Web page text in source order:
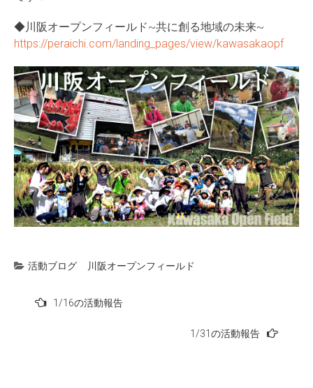
◆川阪オープンフィールド~共に創る地域の未来~
https://peraichi.com/landing_pages/view/kawasakaopf
活動ブログ 川阪オープンフィールド
1/16の活動報告
1/31の活動報告